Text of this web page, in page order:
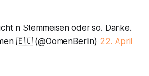
n Stemmeisen oder so. Danke.
🇪🇺 (@OomenBerlin) 22. April